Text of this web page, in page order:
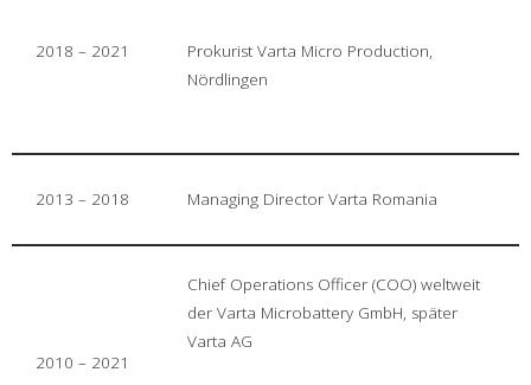
2018 – 2021
Prokurist Varta Micro Production,
Nördlingen
2013 – 2018 Managing Director Varta Romania
2010 – 2021
Chief Operations Officer (COO) weltweit
der Varta Microbattery GmbH, später
Varta AG